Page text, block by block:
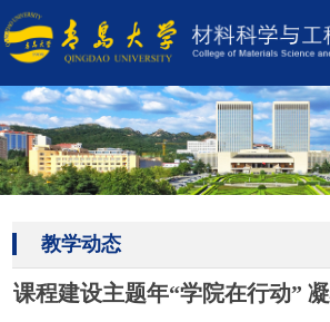
教学动态
课程建设主题年“学院在行动”